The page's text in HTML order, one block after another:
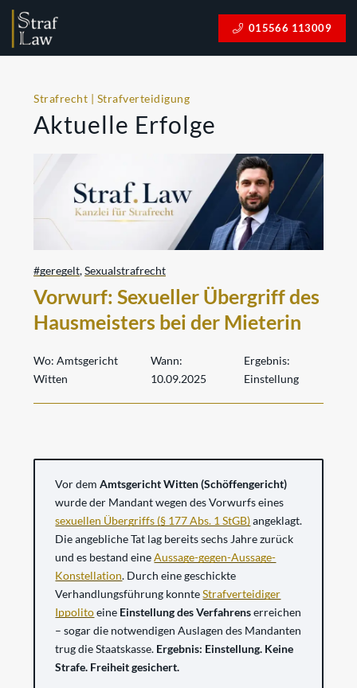
015566 113009
Strafrecht | Strafverteidigung
Aktuelle Erfolge
#geregelt,Sexualstrafrecht
Vorwurf: Sexueller Übergriff des
Hausmeisters bei der Mieterin
Wo: Amtsgericht
Witten
Wann:
10.09.2025
Ergebnis:
Einstellung
Vor demAmtsgericht Witten (Schöffengericht)
wurde der Mandant wegen des Vorwurfs eines
sexuellen Übergriffs (§ 177 Abs. 1 StGB)angeklagt.
Die angebliche Tat lag bereits sechs Jahre zurück
und es bestand eineAussage-gegen-Aussage-
Konstellation. Durch eine geschickte
Verhandlungsführung konnteStrafverteidiger
Ippolitoeine Einstellung des Verfahrenserreichen
– sogar die notwendigen Auslagen des Mandanten
trug die Staatskasse. Ergebnis: Einstellung. Keine
Strafe. Freiheit gesichert.